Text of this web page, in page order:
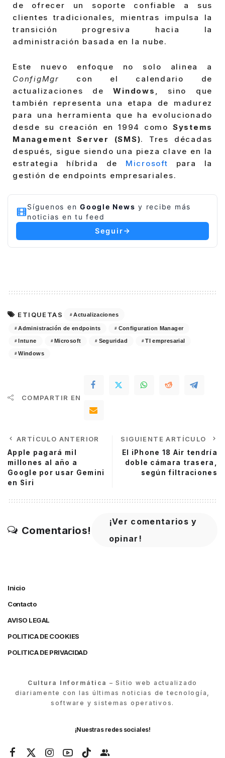
de ofrecer un soporte confiable a sus
clientes tradicionales, mientras impulsa la
transición progresiva hacia la
administración basada en la nube.
Este nuevo enfoque no solo alinea a
ConfigMgr con el calendario de
actualizaciones deWindows
, sino que
también representa una etapa de madurez
para una herramienta que ha evolucionado
desde su creación en 1994 como Systems
Management Server (SMS). Tres décadas
después, sigue siendo una pieza clave en la
estrategia híbrida de Microsoft para la
gestión de endpoints empresariales.
Síguenos en Google News y recibe más
noticias en tu feed
Seguir
ETIQUETAS Actualizaciones
Administración de endpoints Configuration Manager
Intune Microsoft Seguridad TI empresarial
Windows
COMPARTIR EN
ARTÍCULO ANTERIOR
Apple pagará mil
millones al año a
Google por usar Gemini
en Siri
SIGUIENTE ARTÍCULO
El iPhone 18 Air tendría
doble cámara trasera,
según filtraciones
Comentarios!
¡Ver comentarios y
opinar!
Inicio
Contacto
AVISO LEGAL
POLITICA DE COOKIES
POLITICA DE PRIVACIDAD
Cultura Informática – Sitio web actualizado
diariamente con las últimas noticias de tecnología,
software y sistemas operativos.
¡Nuestras redes sociales!